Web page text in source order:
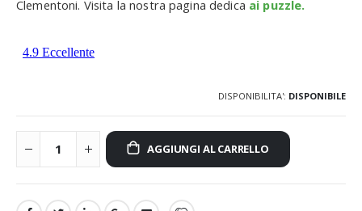
Clementoni. Visita la nostra pagina dedica ai puzzle.
DISPONIBILITA': DISPONIBILE
AGGIUNGI AL CARRELLO